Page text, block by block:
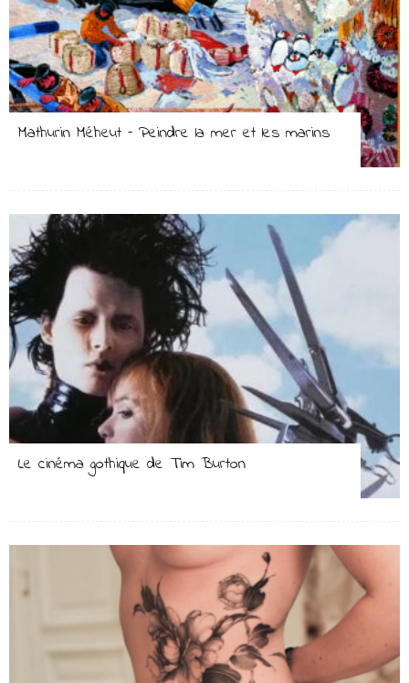
Mathurin Méheut – Peindre la mer et les marins
Le cinéma gothique de Tim Burton